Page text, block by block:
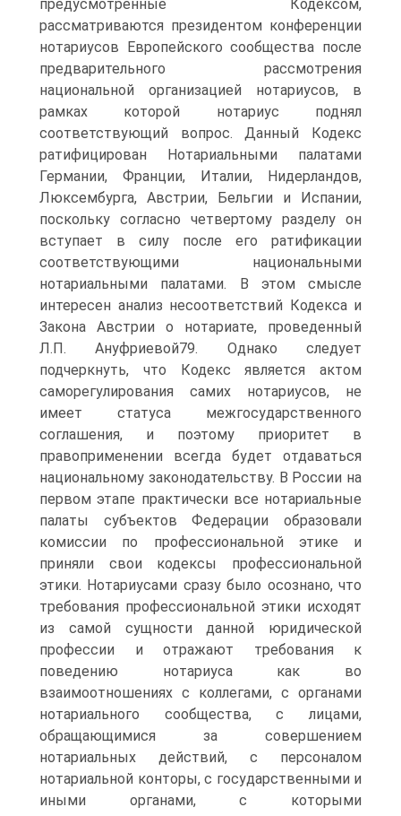
предусмотренные Кодексом,
рассматриваются президентом конференции
нотариусов Европейского сообщества после
предварительного рассмотрения
национальной организацией нотариусов, в
рамках которой нотариус поднял
соответствующий вопрос. Данный Кодекс
ратифицирован Нотариальными палатами
Германии, Франции, Италии, Нидерландов,
Люксембурга, Австрии, Бельгии и Испании,
поскольку согласно четвертому разделу он
вступает в силу после его ратификации
соответствующими национальными
нотариальными палатами. В этом смысле
интересен анализ несоответствий Кодекса и
Закона Австрии о нотариате, проведенный
Л.П. Ануфриевой79. Однако следует
подчеркнуть, что Кодекс является актом
саморегулирования самих нотариусов, не
имеет статуса межгосударственного
соглашения, и поэтому приоритет в
правоприменении всегда будет отдаваться
национальному законодательству. В России на
первом этапе практически все нотариальные
палаты субъектов Федерации образовали
комиссии по профессиональной этике и
приняли свои кодексы профессиональной
этики. Нотариусами сразу было осознано, что
требования профессиональной этики исходят
из самой сущности данной юридической
профессии и отражают требования к
поведению нотариуса как во
взаимоотношениях с коллегами, с органами
нотариального сообщества, с лицами,
обращающимися за совершением
нотариальных действий, с персоналом
нотариальной конторы, с государственными и
иными органами, с которыми